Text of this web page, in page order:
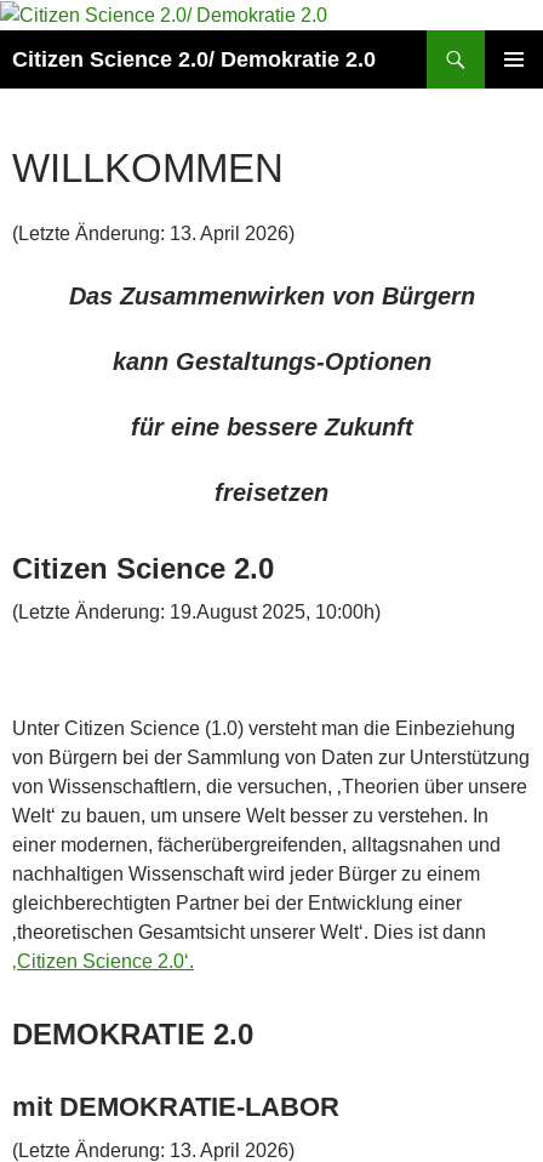
Zum
springen
Citizen Science 2.0/ Demokratie 2.0
WILLKOMMEN
(Letzte Änderung: 13. April 2026)
Das Zusammenwirken von Bürgern
kann Gestaltungs-Optionen
für eine bessere Zukunft
freisetzen
Citizen Science 2.0
(Letzte Änderung: 19.August 2025, 10:00h)
Unter Citizen Science (1.0) versteht man die Einbeziehung
von Bürgern bei der Sammlung von Daten zur Unterstützung
von Wissenschaftlern, die versuchen, ‚Theorien über unsere
Welt‘ zu bauen, um unsere Welt besser zu verstehen. In
einer modernen, fächerübergreifenden, alltagsnahen und
nachhaltigen Wissenschaft wird jeder Bürger zu einem
gleichberechtigten Partner bei der Entwicklung einer
‚theoretischen Gesamtsicht unserer Welt‘. Dies ist dann
‚Citizen Science 2.0‘.
DEMOKRATIE 2.0
mit DEMOKRATIE-LABOR
(Letzte Änderung: 13. April 2026)